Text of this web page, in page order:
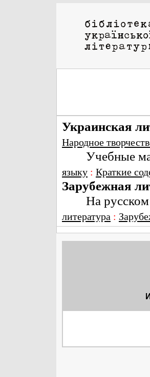
Украинская
Народное
Учебные
языку : Краткие
Зарубежная
На русском
литература :